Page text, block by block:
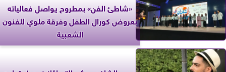
«شاطئ الفن» بمطروح يواصل فعالياته
بعروض كورال الطفل وفرقة ملوي للفنون
الشعبية